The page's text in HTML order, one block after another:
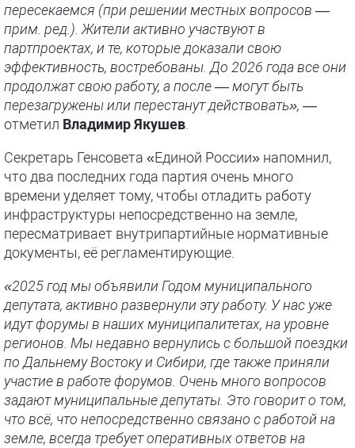
пересекаемся (при решении местных вопросов —
прим. ред.). Жители активно участвуют в
партпроектах, и те, которые доказали свою
эффективность, востребованы. До 2026 года все они
продолжат свою работу, а после — могут быть
перезагружены или перестанут действовать», —
отметил Владимир Якушев
Секретарь Генсовета «Единой России» напомнил,
что два последних года партия очень много
времени уделяет тому, чтобы отладить работу
инфраструктуры непосредственно на земле,
пересматривает внутрипартийные нормативные
документы, её регламентирующие.
«2025 год мы объявили Годом муниципального
депутата, активно развернули эту работу. У нас уже
идут форумы в наших муниципалитетах, на уровне
регионов. Мы недавно вернулись с большой поездки
по Дальнему Востоку и Сибири, где также приняли
участие в работе форумов. Очень много вопросов
задают муниципальные депутаты. Это говорит о том,
что всё, что непосредственно связано с работой на
земле, всегда требует оперативных ответов на